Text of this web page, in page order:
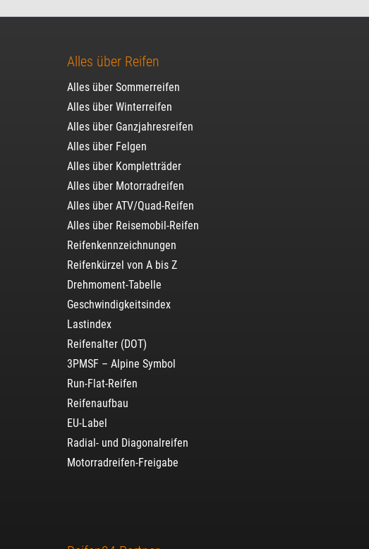
Alles über Reifen
Alles über Sommerreifen
Alles über Winterreifen
Alles über Ganzjahresreifen
Alles über Felgen
Alles über Kompletträder
Alles über Motorradreifen
Alles über ATV/Quad-Reifen
Alles über Reisemobil-Reifen
Reifenkennzeichnungen
Reifenkürzel von A bis Z
Drehmoment-Tabelle
Geschwindigkeitsindex
Lastindex
Reifenalter (DOT)
3PMSF – Alpine Symbol
Run-Flat-Reifen
Reifenaufbau
EU-Label
Radial- und Diagonalreifen
Motorradreifen-Freigabe